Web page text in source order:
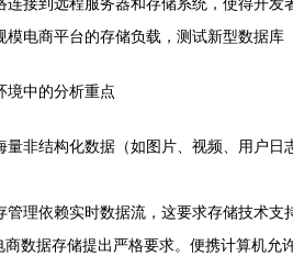
电商平台的存储负载，测试新型数据库
境中的分析重点
非结构化数据（如图片、视频、用户
理依赖实时数据流，这要求存储技术
数据存储提出严格要求。便携计算机